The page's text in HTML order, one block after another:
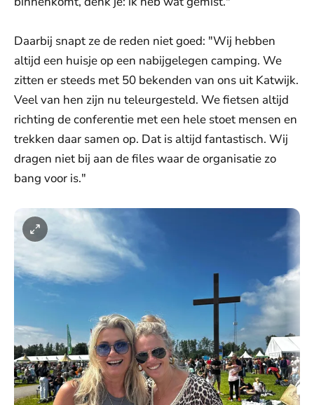
Daarbij snapt ze de reden niet goed: "Wij hebben
altijd een huisje op een nabijgelegen camping. We
zitten er steeds met 50 bekenden van ons uit Katwijk.
Veel van hen zijn nu teleurgesteld. We fietsen altijd
richting de conferentie met een hele stoet mensen en
trekken daar samen op. Dat is altijd fantastisch. Wij
dragen niet bij aan de files waar de organisatie zo
bang voor is."